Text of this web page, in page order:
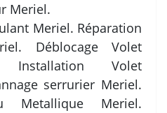
Meriel.
Meriel. Réparation
Déblocage Volet
Installation Volet
serrurier Meriel.
Metallique Meriel.